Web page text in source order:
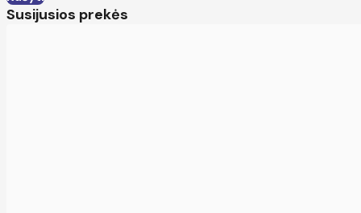
Susijusios prekės